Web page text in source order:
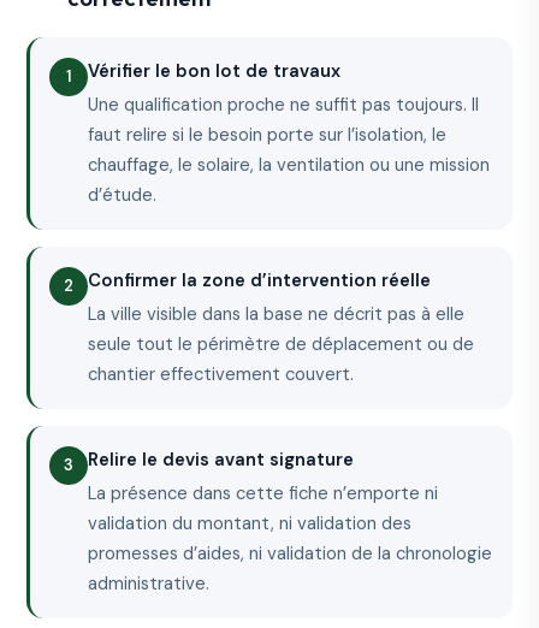
Vérifier le bon lot de travaux
Une qualification proche ne suffit pas toujours. Il
faut relire si le besoin porte sur l’isolation, le
chauffage, le solaire, la ventilation ou une mission
d’étude.
Confirmer la zone d’intervention réelle
La ville visible dans la base ne décrit pas à elle
seule tout le périmètre de déplacement ou de
chantier effectivement couvert.
Relire le devis avant signature
La présence dans cette fiche n’emporte ni
validation du montant, ni validation des
promesses d’aides, ni validation de la chronologie
administrative.